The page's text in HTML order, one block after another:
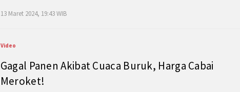
13 Maret 2024, 19:43 WIB
Video
Gagal Panen Akibat Cuaca Buruk, Harga Cabai
Meroket!